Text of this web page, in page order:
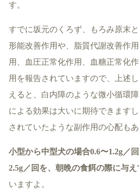
す。
すでに坂元のくろず、もろみ原末
形能改善作用や、脂質代謝改善作
用、血圧正常化作用、血糖正常化
用を報告されていますので、上述
えると、白内障のような微小循環
による効果は大いに期待できます
されていたような副作用の心配もあ
小型から中型犬の場合0.6〜1.2g／
2.5g／回を、朝晩の食餌の際に与
いますよ。